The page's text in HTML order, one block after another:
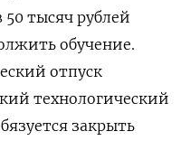
тысяч рублей
обучение.
отпуск
технологический
закрыть